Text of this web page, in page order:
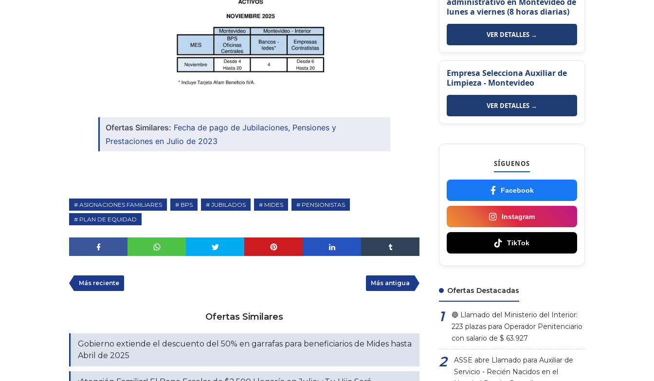
Ofertas Similares: Fecha de pago de Jubilaciones, Pensiones y
Prestaciones en Julio de 2023
ASIGNACIONES FAMILIARES BPS JUBILADOS MIDES
PENSIONISTAS
PLAN DE EQUIDAD
Más reciente Más antigua
Ofertas Similares
Gobierno extiende el descuento del 50% en garrafas para beneficiarios de Mides hasta
Abril de 2025
lunes a viernes (8 horas diarias)
VER DETALLES →
Empresa Selecciona Auxiliar de
Limpieza - Montevideo
VER DETALLES →
SÍGUENOS
Facebook
Instagram
TikTok
Ofertas Destacadas
🔵 Llamado del Ministerio del Interior:
223 plazas para Operador Penitenciario
con salario de $ 63.927
ASSE abre Llamado para Auxiliar de
Servicio - Recién Nacidos en el